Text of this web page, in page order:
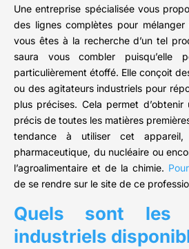
Une entreprise spécialisée vous
des lignes complètes pour
vous êtes à la recherche d’un tel
saura vous combler puisqu’elle
particulièrement étoffé. Elle conçoit
ou des agitateurs industriels pour
plus précises. Cela permet
précis de toutes les matières
tendance à utiliser cet
pharmaceutique, du nucléaire ou
l’agroalimentaire et de la chimie.
de se rendre sur le site de ce
Quels sont les
industriels